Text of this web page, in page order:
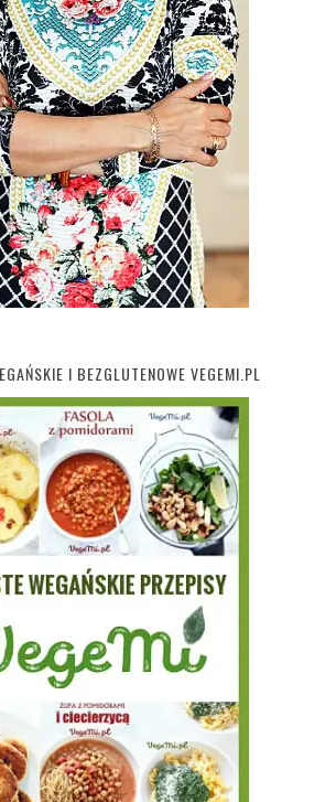
I BEZGLUTENOWE VEGEMI.PL